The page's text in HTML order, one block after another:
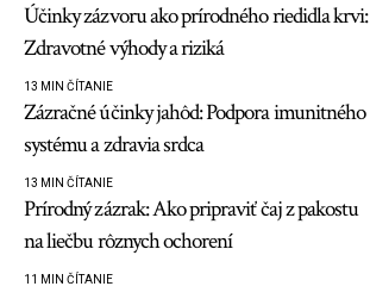
Účinky zázvoru ako prírodného riedidla krvi:
Zdravotné výhody a riziká
13 MIN ČÍTANIE
Zázračné účinky jahôd: Podpora imunitného
systému a zdravia srdca
13 MIN ČÍTANIE
Prírodný zázrak: Ako pripraviť čaj z pakostu
na liečbu rôznych ochorení
11 MIN ČÍTANIE